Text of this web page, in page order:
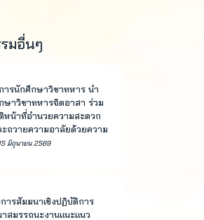
มอื่นๆ
ารนักศึกษาวิชาทหาร นำ
ษาวิชาทหารจิตอาสา ร่วม
หน้าที่อำนวยความสะดวก
ถวายความอาลัยด้วยความ
มิถุนายน 2569
การสัมมนาเชิงปฏิบัติการ
สมรรถนะงานแนะแนว